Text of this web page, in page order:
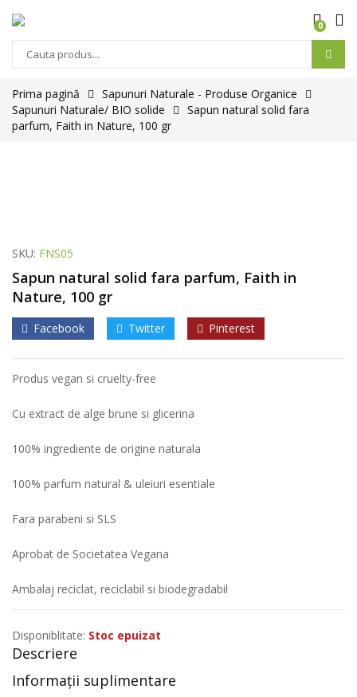
0
Prima pagină
Sapunuri Naturale - Produse Organice
Sapunuri Naturale/ BIO solide
Sapun natural solid fara
parfum, Faith in Nature, 100 gr
SKU: FNS05
Sapun natural solid fara parfum, Faith in
Nature, 100 gr
Facebook Twitter Pinterest
Produs vegan si cruelty-free
Cu extract de alge brune si glicerina
100% ingrediente de origine naturala
100% parfum natural & uleiuri esentiale
Fara parabeni si SLS
Aprobat de Societatea Vegana
Ambalaj reciclat, reciclabil si biodegradabil
Disponiblitate: Stoc epuizat
Descriere
Informații suplimentare